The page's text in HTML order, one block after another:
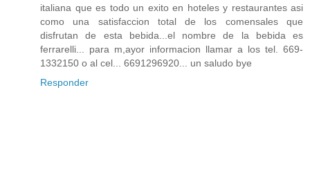
italiana que es todo un exito en hoteles y restaurantes asi
como una satisfaccion total de los comensales que
disfrutan de esta bebida...el nombre de la bebida es
ferrarelli... para m,ayor informacion llamar a los tel. 669-
1332150 o al cel... 6691296920... un saludo bye
Responder